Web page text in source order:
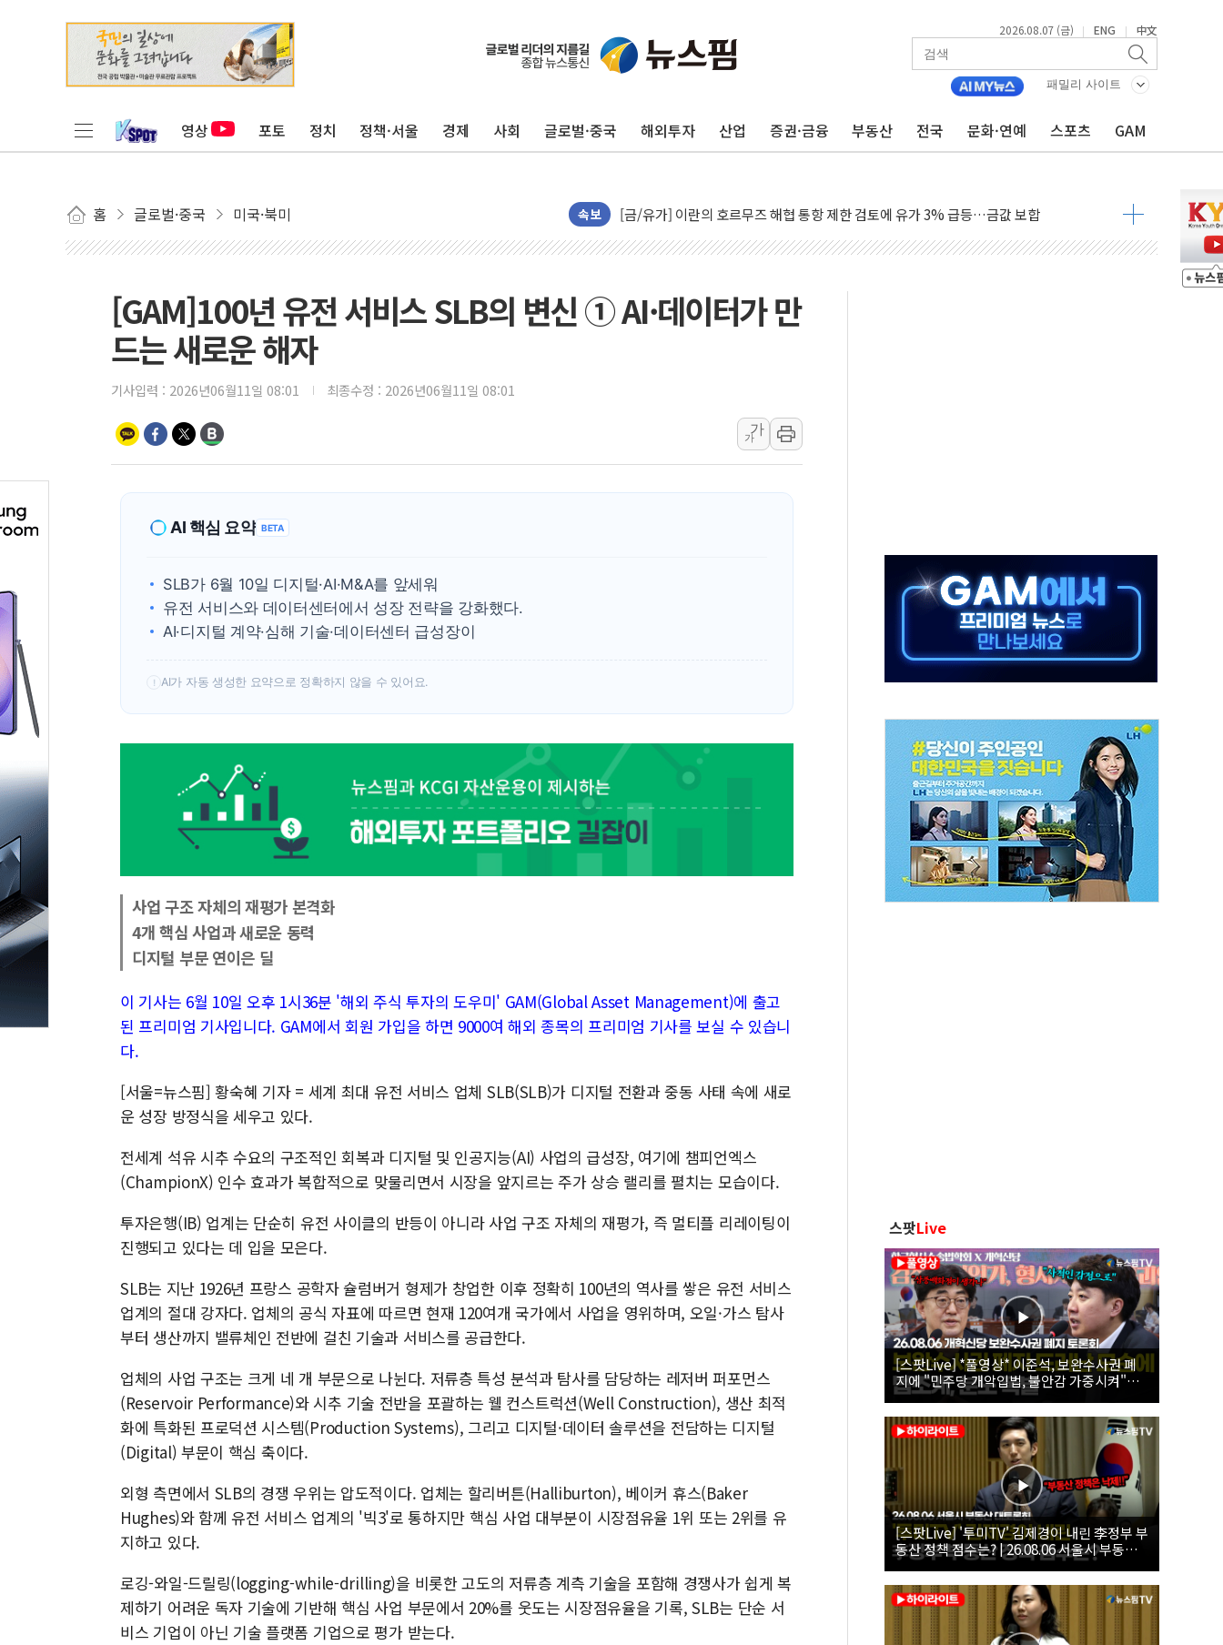
2026.08.07 (금) | ENG | 中文
패밀리 사이트
영상 포토 정치 정책·서울 경제 사회 글로벌·중국 해외투자 산업 증권·금융 부동산 전국 문화·연예 스포츠 GAM
홈 글로벌·중국 미국·북미 속보
트럼프, '원정출산 시민권 차단' 행정명령 서명…출생시민권 제한 재시동
트럼프 "이란전 조만간 끝날 것"…군수품 부족설 일축 "막대한 무기 보유"
"세금 부담 덜자"…비거주 1주택자 귀환 조짐에 전월세시장 '긴장'
세금 부담 커진 고가 1주택자…맞교환·재매수·다운사이징 '저울질'
뉴욕증시, 유가·금리 부담에 하락…다우 5거래일 랠리 '마침표'
이란, 오만과 호르무즈 해협 재개방 합의 막바지.."美와 직접 협상 없어"
李대통령, 오늘 부동산 정책 점검 2차 회의…주택 공급 대책 막바지 조율할 듯
[오늘의 정치일정] 8월 7일(금)
리투아니아 국방 "러, 우크라 드론으로 나토 회원국 공격 검토… 거짓 깃발 작전"
구광모, 내주 실리콘밸리서 젠슨 황 재회…로봇·AI 데이터센터·모빌리티 구체화
청와대, 북한 단거리 탄도미사일 발사에 긴급 안보 점검회의
[GAM]100년 유전 서비스 SLB의 변신 ① AI·데이터가 만
드는 새로운 해자
기사입력 : 2026년06월11일 08:01 최종수정 : 2026년06월11일 08:01
가
가
AI 핵심 요약 BETA
SLB가 6월 10일 디지털·AI·M&A를 앞세워
유전 서비스와 데이터센터에서 성장 전략을 강화했다.
AI·디지털 계약·심해 기술·데이터센터 급성장이
! AI가 자동 생성한 요약으로 정확하지 않을 수 있어요.
사업 구조 자체의 재평가 본격화
4개 핵심 사업과 새로운 동력
디지털 부문 연이은 딜
이 기사는 6월 10일 오후 1시36분 '해외 주식 투자의 도우미' GAM(Global Asset Management)에 출고
된 프리미엄 기사입니다. GAM에서 회원 가입을 하면 9000여 해외 종목의 프리미엄 기사를 보실 수 있습니
다.
[서울=뉴스핌] 황숙혜 기자 = 세계 최대 유전 서비스 업체 SLB(SLB)가 디지털 전환과 중동 사태 속에 새로
운 성장 방정식을 세우고 있다.
전세계 석유 시추 수요의 구조적인 회복과 디지털 및 인공지능(AI) 사업의 급성장, 여기에 챔피언엑스
(ChampionX) 인수 효과가 복합적으로 맞물리면서 시장을 앞지르는 주가 상승 랠리를 펼치는 모습이다.
투자은행(IB) 업계는 단순히 유전 사이클의 반등이 아니라 사업 구조 자체의 재평가, 즉 멀티플 리레이팅이
진행되고 있다는 데 입을 모은다.
SLB는 지난 1926년 프랑스 공학자 슐럼버거 형제가 창업한 이후 정확히 100년의 역사를 쌓은 유전 서비스
업계의 절대 강자다. 업체의 공식 자표에 따르면 현재 120여개 국가에서 사업을 영위하며, 오일·가스 탐사
부터 생산까지 밸류체인 전반에 걸친 기술과 서비스를 공급한다.
업체의 사업 구조는 크게 네 개 부문으로 나뉜다. 저류층 특성 분석과 탐사를 담당하는 레저버 퍼포먼스
(Reservoir Performance)와 시추 기술 전반을 포괄하는 웰 컨스트럭션(Well Construction), 생산 최적
화에 특화된 프로덕션 시스템(Production Systems), 그리고 디지털·데이터 솔루션을 전담하는 디지털
(Digital) 부문이 핵심 축이다.
외형 측면에서 SLB의 경쟁 우위는 압도적이다. 업체는 할리버튼(Halliburton), 베이커 휴스(Baker
Hughes)와 함께 유전 서비스 업계의 '빅3'로 통하지만 핵심 사업 대부분이 시장점유율 1위 또는 2위를 유
지하고 있다.
로깅-와일-드릴링(logging-while-drilling)을 비롯한 고도의 저류층 계측 기술을 포함해 경쟁사가 쉽게 복
제하기 어려운 독자 기술에 기반해 핵심 사업 부문에서 20%를 웃도는 시장점유율을 기록, SLB는 단순 서
비스 기업이 아닌 기술 플랫폼 기업으로 평가 받는다.
스팟Live
[스팟Live] *풀영상* 이준석, 보완수사권 폐
지에 "민주당 개악입법, 불안감 가중시켜"｜
26.08.06 개혁신당 보완수사권 폐지 토론회
[스팟Live] '투미TV' 김제경이 내린 李정부 부
동산 정책 점수는? | 26.08.06 서울시 부동산
대토론회